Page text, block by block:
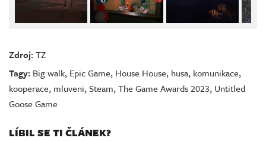
Zdroj:TZ
Tagy: Big walk, Epic Game, House House, husa, komunikace,
kooperace, mluveni,Steam,The Game Awards 2023, Untitled
Goose Game
LÍBIL SE TI ČLÁNEK?